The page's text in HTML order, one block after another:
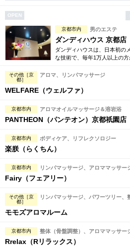
OPEN
京都市内 男のエステ
ダンディハウス 京都店
ダンディハウスは、日本初の
な技術で、毎年1万人以上の
ースも取り揃えています。
その他［京
都］
アロマ、リンパマッサージ
WELFARE（ウェルファ）
京都市内 アロマオイルマッサージ＆溶岩浴
PANTHEON（パンテオン）京都祇園店
京都市内 ボディケア、リフレクソロジー
楽朕（らくちん）
京都市内 リンパマッサージ、アロママッサー
Fairy（フェアリー）
その他［京
都］
リンパマッサージ、パワーツリー、
モモズアロマルーム
京都市内 整体（骨盤調整）、アロママッサー
Rrelax（Rリラックス）